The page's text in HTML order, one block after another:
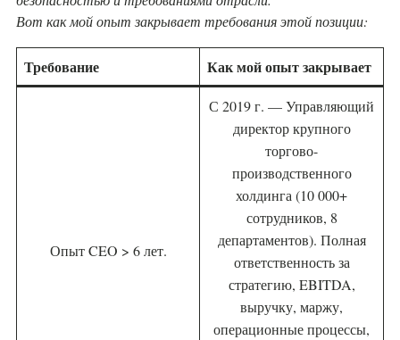
Вот как мой опыт закрывает требования этой позиции:
Требование Как мой опыт закрывает
Опыт CEO > 6 лет.
С 2019 г. — Управляющий
директор крупного
торгово-
производственного
холдинга (10 000+
сотрудников, 8
департаментов). Полная
ответственность за
стратегию, EBITDA,
выручку, маржу,
операционные процессы,